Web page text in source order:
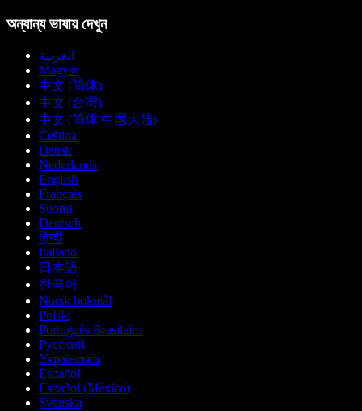
অন্যান্য ভাষায় দেখুন
العربية
Magyar
中文 (简体)
中文 (台灣)
中文 (简体 中国大陆)
Čeština
Dansk
Nederlands
English
Français
Suomi
Deutsch
हिन्दी
Italiano
日本語
한국어
Norsk bokmål
Polski
Português Brasileiro
Русский
Українська
Español
Español (México)
Svenska